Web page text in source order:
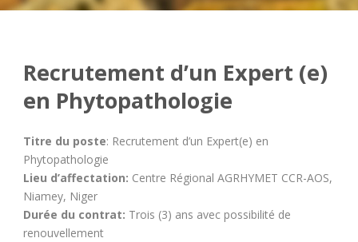
Recrutement d’un Expert (e)
en Phytopathologie
Titre du poste: Recrutement d’un Expert(e) en
Phytopathologie
Lieu d’affectation: Centre Régional AGRHYMET CCR-AOS,
Niamey, Niger
Durée du contrat: Trois (3) ans avec possibilité de
renouvellement